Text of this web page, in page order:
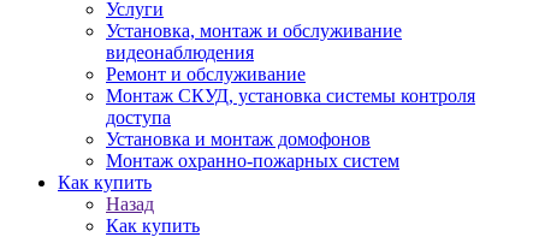
Услуги
Установка, монтаж и обслуживание
видеонаблюдения
Ремонт и обслуживание
Монтаж СКУД, установка системы контроля
доступа
Установка и монтаж домофонов
Монтаж охранно-пожарных систем
Как купить
Назад
Как купить